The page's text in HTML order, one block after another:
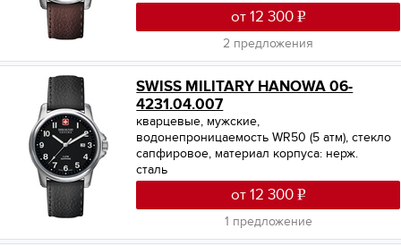
от 12 300
2 предложения
SWISS MILITARY HANOWA 06-
4231.04.007
кварцевые, мужские,
водонепроницаемость WR50 (5 атм), стекло
сапфировое, материал корпуса: нерж.
сталь
от 12 300
1 предложение